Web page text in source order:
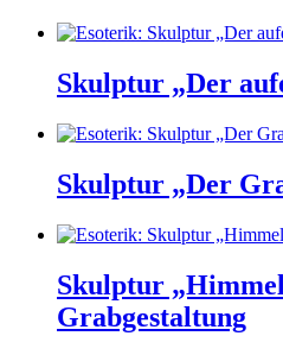
Skulptur „Der
Skulptur „Der
Skulptur
Grabgestaltung